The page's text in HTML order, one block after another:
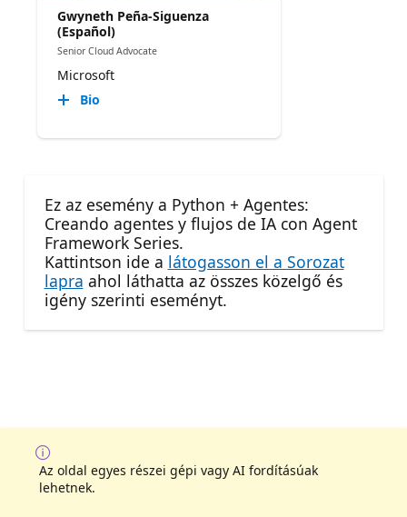
Gwyneth Peña-Siguenza
(Español)
Senior Cloud Advocate
Microsoft
Bio
Ez az esemény a Python + Agentes:
Creando agentes y flujos de IA con Agent
Framework Series.
Kattintson ide a látogasson el a Sorozat
lapra ahol láthatta az összes közelgő és
igény szerinti eseményt.
Az oldal egyes részei gépi vagy AI fordításúak
lehetnek.